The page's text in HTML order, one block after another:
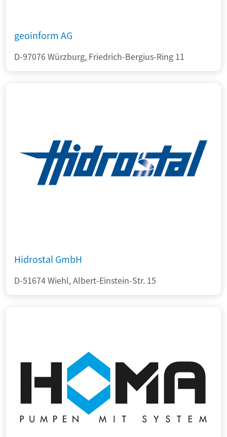
geoinform AG
D-97076 Würzburg, Friedrich-Bergius-Ring 11
Hidrostal GmbH
D-51674 Wiehl, Albert-Einstein-Str. 15